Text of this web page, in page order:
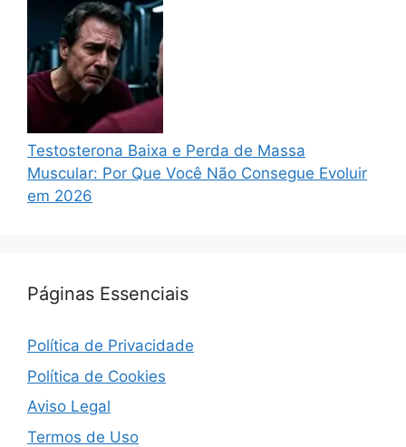
Testosterona Baixa e Perda de Massa
Muscular: Por Que Você Não Consegue Evoluir
em 2026
Páginas Essenciais
Política de Privacidade
Política de Cookies
Aviso Legal
Termos de Uso